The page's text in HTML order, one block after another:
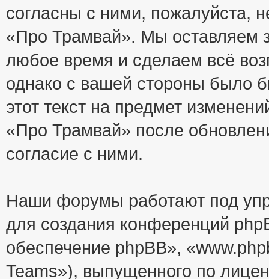
согласны с ними, пожалуйста,
«Про Трамвай». Мы оставляем
любое время и сделаем всё
однако с вашей стороны было
этот текст на предмет
«Про Трамвай» после
согласие с ними.
Наши форумы работают под
для создания конференций
обеспечение phpBB»,
Teams»), выпущенного по